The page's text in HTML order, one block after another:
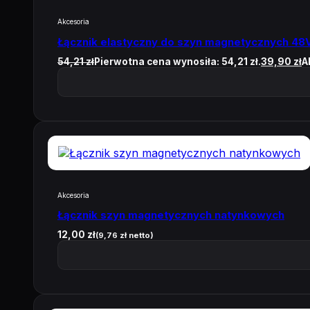
Akcesoria
Łącznik elastyczny do szyn magnetycznych
54,21złPierwotna cena wynosiła: 54,21 zł.39,90 zł
Akcesoria
Łącznik szyn magnetycznych natynkowych
12,00 zł(9,76 złnetto)